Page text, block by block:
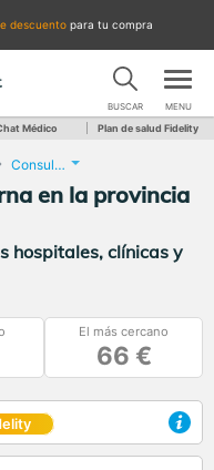
descuento para tu compra
BUSCAR MENU
Médico Plan de salud Fidelity
Consulta de Medicina Interna
en la provincia
hospitales, clínicas y
El más cercano
66 €